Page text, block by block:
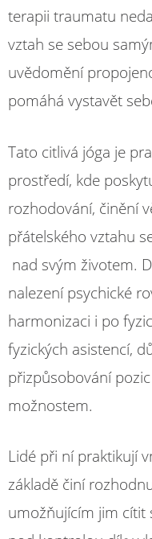
terapii traumatu
vztah se sebou
uvědomění
pomáhá vystavět
Tato citlivá jóga je
prostředí, kde
rozhodování, činění
přátelského vztahu
nad svým životem.
nalezení psychické
harmonizaci i po
fyzických asistencí,
přizpůsobování
možnostem.
Lidé při ní praktikují
základě činí
umožňujícím jim cítit